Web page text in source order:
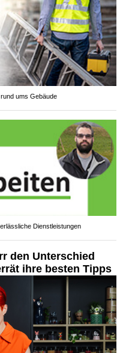
ums Gebäude
Dienstleistungen
den Unterschied
ihre besten Tipps